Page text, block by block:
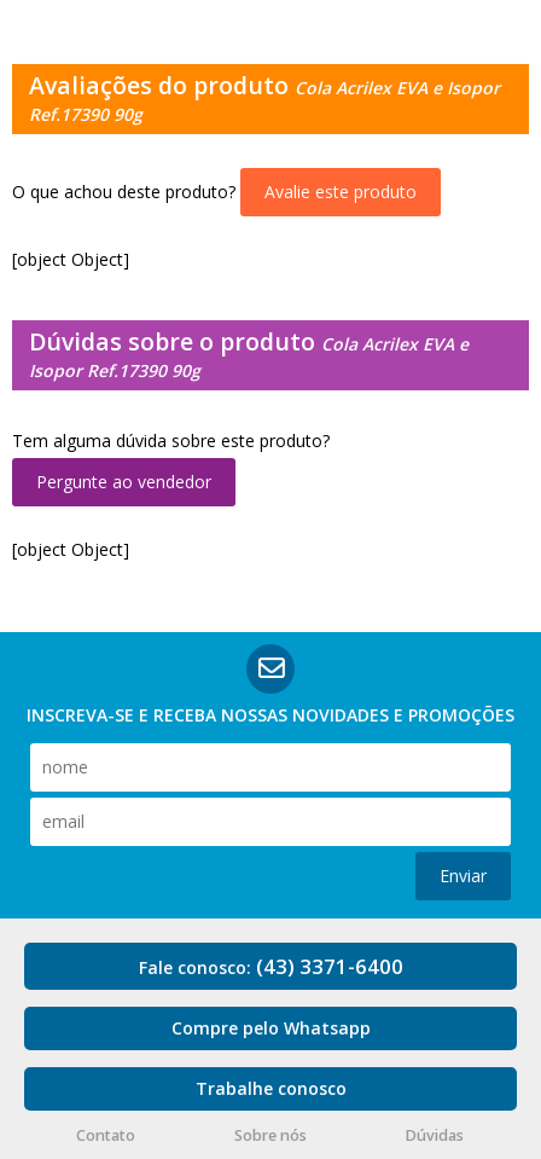
Avaliações do produto Cola Acrilex EVA e Isopor
Ref.17390 90g
O que achou deste produto? Avalie este produto
[object Object]
Dúvidas sobre o produto Cola Acrilex EVA e
Isopor Ref.17390 90g
Tem alguma dúvida sobre este produto?
Pergunte ao vendedor
[object Object]
INSCREVA-SE E RECEBA NOSSAS NOVIDADES E PROMOÇÕES
Enviar
Fale conosco: (43) 3371-6400
Compre pelo Whatsapp
Trabalhe conosco
Contato Sobre nós Dúvidas